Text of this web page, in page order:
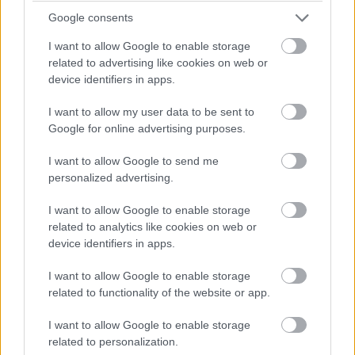
Google consents
I want to allow Google to enable storage
related to advertising like cookies on web or
device identifiers in apps.
I want to allow my user data to be sent to
Google for online advertising purposes.
I want to allow Google to send me
personalized advertising.
I want to allow Google to enable storage
related to analytics like cookies on web or
device identifiers in apps.
I want to allow Google to enable storage
related to functionality of the website or app.
I want to allow Google to enable storage
related to personalization.
kanyarokkal tűzdelt mogyoródi pálya és a hőség ismét előhozta
a problémát, így Bottas kiállni kényszerült.
A finn elismerte: a Magyar Nagydíjon bebizonyosodott, hogy
újítás ide vagy oda, nagyobb légáramlásra van szükség a
fékeknél, még ha extrém is volt a helyszín meg a hőmérséklet.
„A fékek egyszerűen túlmelegednek, és eljutunk arra a pontra,
amikor belül minden elkezd égni. És ez nyilván mindent
elszálltak a fékek, mert szerintem a fékvezetékek elégtek. Ezért
kellett a bokszbejárati fal mellett megállnom az autóval.”